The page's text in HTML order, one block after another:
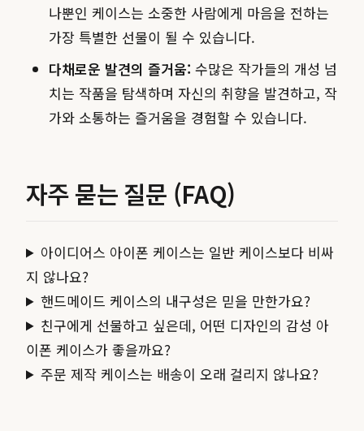
나뿐인 케이스는 소중한 사람에게 마음을 전하는
가장 특별한 선물이 될 수 있습니다.
다채로운 발견의 즐거움: 수많은 작가들의 개성 넘
치는 작품을 탐색하며 자신의 취향을 발견하고, 작
가와 소통하는 즐거움을 경험할 수 있습니다.
자주 묻는 질문 (FAQ)
아이디어스 아이폰 케이스는 일반 케이스보다 비싸
지 않나요?
핸드메이드 케이스의 내구성은 믿을 만한가요?
친구에게 선물하고 싶은데, 어떤 디자인의 감성 아
이폰 케이스가 좋을까요?
주문 제작 케이스는 배송이 오래 걸리지 않나요?